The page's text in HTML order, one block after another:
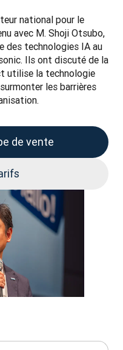
national pour le
avec M. Shoji Otsubo,
des technologies IA au
Ils ont discuté de la
utilise la technologie
les barrières
de vente